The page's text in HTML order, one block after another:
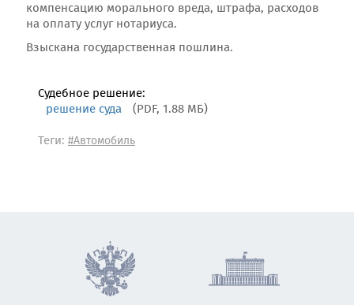
компенсацию морального вреда, штрафа, расходов
на оплату услуг нотариуса.
Взыскана государственная пошлина.
Судебное решение:
решение суда (PDF, 1.88 МБ)
Теги: #Автомобиль